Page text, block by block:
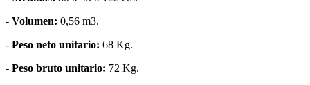
- Volumen: 0,56 m3.
- Peso neto unitario: 68 Kg.
- Peso bruto unitario: 72 Kg.